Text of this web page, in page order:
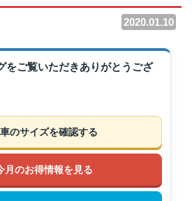
2020.01.10
をご覧いただきありがとうござ
のサイズを確認する
月のお得情報を見る